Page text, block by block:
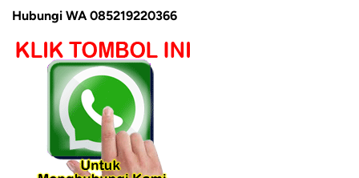
Hubungi WA 085219220366